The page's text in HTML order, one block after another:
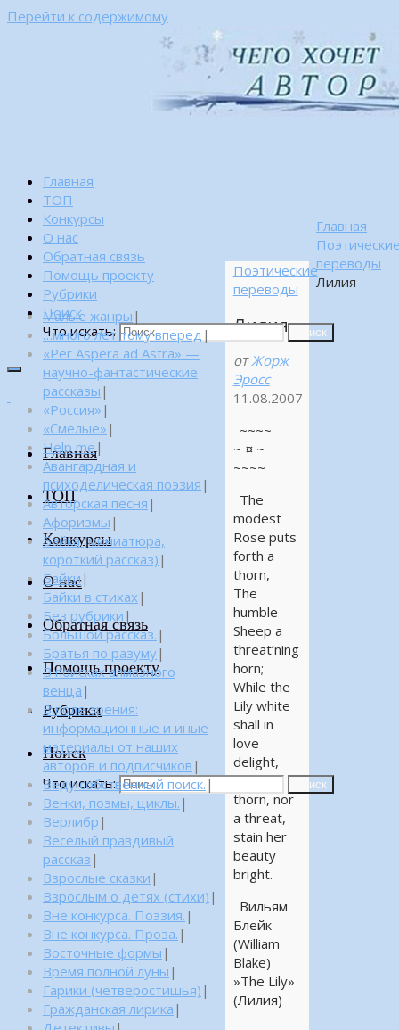
Перейти к содержимому
Главная
ТОП
Конкурсы
О нас
Обратная связь
Помощь проекту
Рубрики
Поиск
Что искать:
Поиск
Главная
ТОП
Конкурсы
О нас
Обратная связь
Помощь проекту
Рубрики
Поиск
Что искать: Поиск
Главная
переводы
Лилия
Поэтические
переводы
Лилия
от Жорж
Эросс
11.08.2007
~~~~
~ ¤ ~
~~~~
The
modest
Rose puts
forth a
thorn,
The
humble
Sheep a
threat’ning
horn;
While the
Lily white
shall in
love
delight,
Nor a
thorn, nor
a threat,
stain her
beauty
bright.
Вильям
Блейк
(William
Blake)
»The Lily»
(Лилия)
Малые жанры |
…много лет тому вперед |
«Per Aspera ad Astra» —
научно-фантастические
рассказы |
«Россия» |
«Смелые» |
Help me|
Авангардная и
психоделическая поэзия |
Авторская песня |
Афоризмы |
Байка (миниатюра,
короткий рассказ) |
Байки|
Байки в стихах |
Без рубрики |
Большой рассказ. |
Братья по разуму|
В поисках алмазного
венца |
В поле зрения:
информационные и иные
материалы от наших
авторов и подписчиков |
Веду собственный поиск. |
Венки, поэмы, циклы. |
Верлибр |
Веселый правдивый
рассказ |
Взрослые сказки |
Взрослым о детях (стихи) |
Вне конкурса. Поэзия. |
Вне конкурса. Проза. |
Восточные формы |
Время полной луны |
Гарики (четверостишья) |
Гражданская лирика |